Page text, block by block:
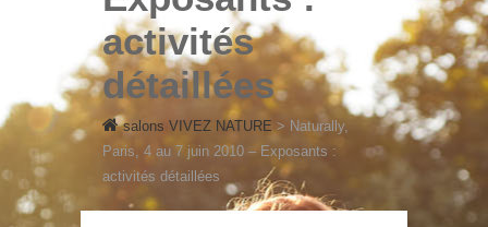
activités
détaillées
salons VIVEZ NATURE > Naturally,
Paris, 4 au 7 juin 2010 – Exposants :
activités détaillées